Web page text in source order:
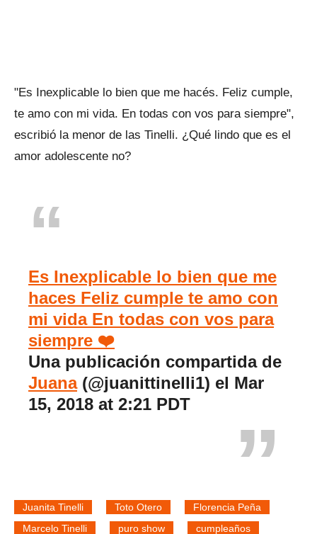
"Es Inexplicable lo bien que me hacés. Feliz cumple,
te amo con mi vida. En todas con vos para siempre",
escribió la menor de las Tinelli. ¿Qué lindo que es el
amor adolescente no?
Es Inexplicable lo bien que me
haces Feliz cumple te amo con
mi vida En todas con vos para
siempre ❤️
Una publicación compartida de
Juana(@juanittinelli1) el Mar
15, 2018 at 2:21 PDT
Juanita Tinelli Toto Otero
Florencia Peña
Marcelo Tinelli
puro show cumpleaños